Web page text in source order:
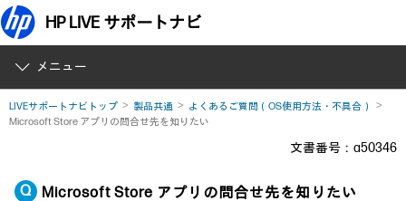
HP LIVE サポートナビ
メニュー
LIVEサポートナビトップ 製品共通
よくあるご質問（OS使用方法・不具合）
Microsoft Store アプリの問合せ先を知りたい
文書番号：a50346
Microsoft Store アプリの問合せ先を知りたい